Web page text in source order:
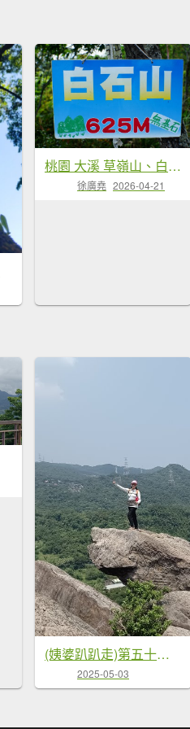
桃園 大溪 草嶺山、白石山、十三分山
徐廣堯 2026-04-21
(姨婆趴趴走)第五十四集:攀登台北內湖剪刀石山、金面山
2025-05-03